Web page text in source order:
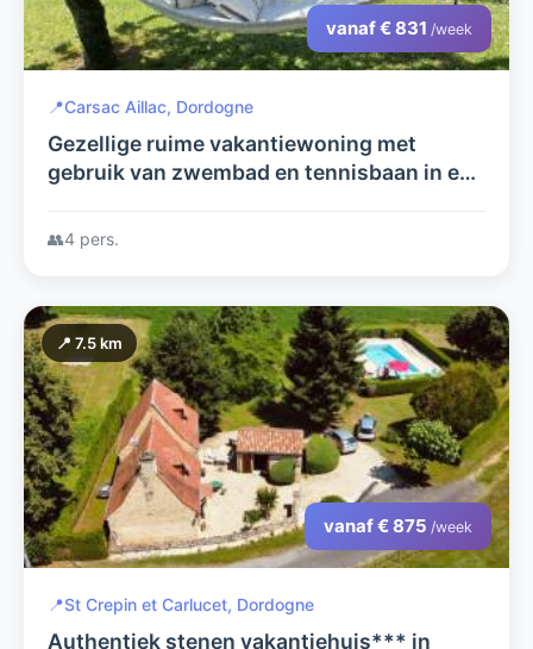
vanaf € 831 /week
📍Carsac Aillac, Dordogne
Gezellige ruime vakantiewoning met
gebruik van zwembad en tennisbaan in een
👥4 pers.
📍 7.5 km
vanaf € 875 /week
📍St Crepin et Carlucet, Dordogne
Authentiek stenen vakantiehuis*** in